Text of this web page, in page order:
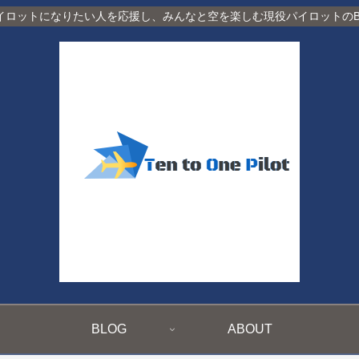
ロットになりたい人を応援し、みんなと空を楽しむ現役パイロットの
BLOG ABOUT